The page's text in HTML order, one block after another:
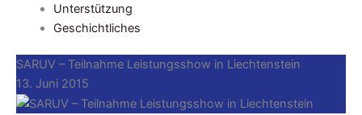
Unterstützung
Geschichtliches
SARUV – Teilnahme Leistungsshow in Liechtenstein
13. Juni 2015